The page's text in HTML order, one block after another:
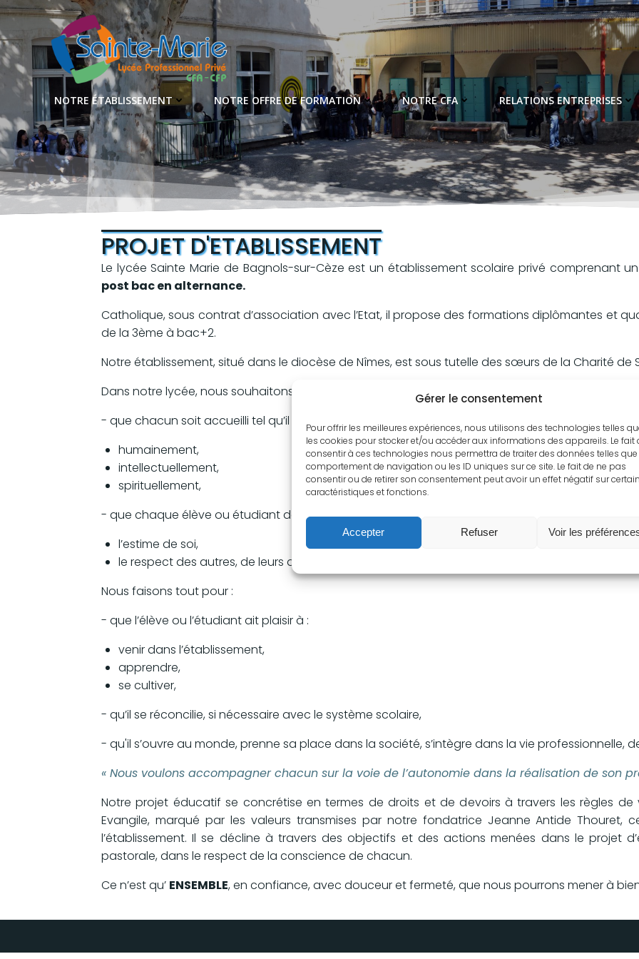
Gérer le consentement
Pour offrir les meilleures expériences, nous utilisons des technologies telles
les cookies pour stocker et/ou accéder aux informations des appareils. Le fait
consentir à ces technologies nous permettra de traiter des données telles que
comportement de navigation ou les ID uniques sur ce site. Le fait de ne pas
consentir ou de retirer son consentement peut avoir un effet négatif sur
caractéristiques et fonctions.
Accepter Refuser Voir les
Aller
contenu
NOTRE ÉTABLISSEMENT NOTRE OFFRE DE FORMATION NOTRE CFA RELATIONS ENTREPRISES
PROJET D'ETABLISSEMENT
Le lycée Sainte Marie de Bagnols-sur-Cèze est un établissement scolaire privé comprenant un
post bac en alternance.
Catholique, sous contrat d’association avec l’Etat, il propose des formations diplômantes et
de la 3ème à bac+2.
Notre établissement, situé dans le diocèse de Nîmes, est sous tutelle des sœurs de la Charité de
Dans notre lycée, nous souhaitons :
- que chacun soit accueilli tel qu’il est, dans la globalité et la dignité de son être, qu’il grandisse
humainement,
intellectuellement,
spirituellement,
- que chaque élève ou étudiant développe :
l’estime de soi,
le respect des autres, de leurs différences, le respect des lieux et de l’environnement.
Nous faisons tout pour :
- que l’élève ou l’étudiant ait plaisir à :
venir dans l’établissement,
apprendre,
se cultiver,
- qu’il se réconcilie, si nécessaire avec le système scolaire,
- qu'il s’ouvre au monde, prenne sa place dans la société, s’intègre dans la vie professionnelle,
« Nous voulons accompagner chacun sur la voie de l’autonomie dans la réalisation de son
Notre projet éducatif se concrétise en termes de droits et de devoirs à travers les règles de
Evangile, marqué par les valeurs transmises par notre fondatrice Jeanne Antide Thouret,
l’établissement. Il se décline à travers des objectifs et des actions menées dans le projet
pastorale, dans le respect de la conscience de chacun.
Ce n’est qu’ ENSEMBLE, en confiance, avec douceur et fermeté, que nous pourrons mener à